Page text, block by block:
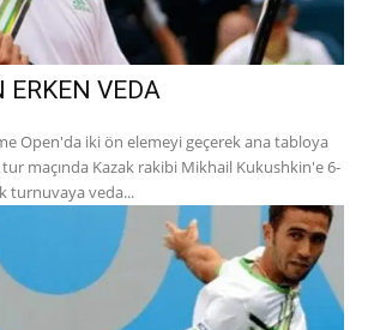
ERKEN VEDA
Open'da iki ön elemeyi geçerek ana tabloya
maçında Kazak rakibi Mikhail Kukushkin'e 6-
turnuvaya veda...